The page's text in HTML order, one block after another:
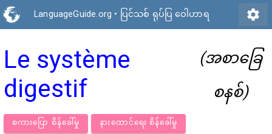
LanguageGuide.org • ပြင်သစ် ရုပ်ပြ ဝေါဟာရ settings
Le système
digestif
(အစာခြေ
စနစ်)